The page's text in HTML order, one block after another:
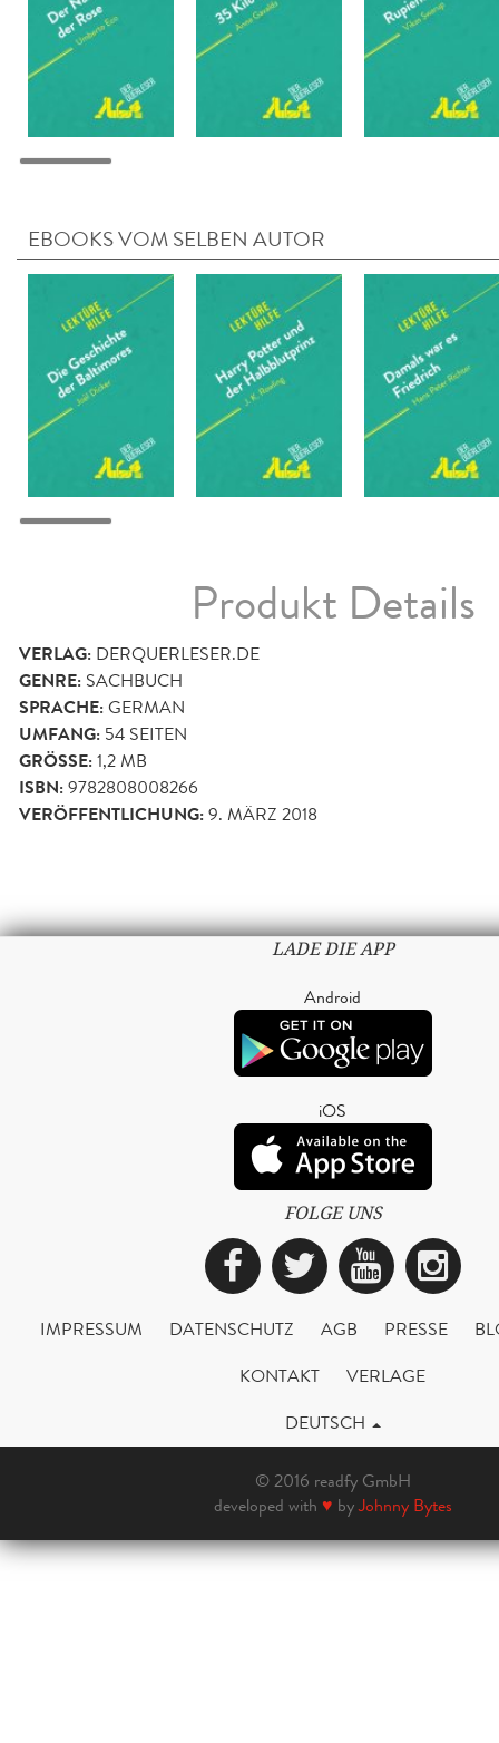
EBOOKS VOM SELBEN AUTOR
Produkt Details
VERLAG: DERQUERLESER.DE
GENRE: SACHBUCH
SPRACHE:GERMAN
UMFANG: 54 SEITEN
GRÖSSE: 1,2 MB
ISBN:9782808008266
VERÖFFENTLICHUNG:9. MÄRZ 2018
LADE DIE APP
Android
iOS
FOLGE UNS
Facebook
Twitter
IMPRESSUM DATENSCHUTZ AGB PRESSE
KONTAKT
VERLAGE
DEUTSCH
© 2016 readfy GmbH
developed with ♥ byJohnny Bytes